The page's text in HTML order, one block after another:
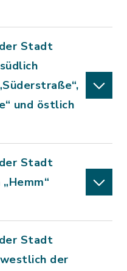
Stadt
und östlich
Stadt
Stadt
der